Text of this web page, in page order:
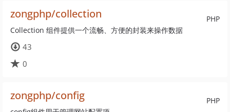
PHP
zongphp/collection
Collection 组件提供一个流畅、方便的封装来操作数据
43
0
PHP
zongphp/config